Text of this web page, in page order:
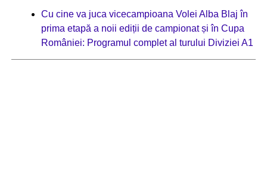
Cu cine va juca vicecampioana Volei Alba Blaj în
prima etapă a noii ediții de campionat și în Cupa
României: Programul complet al turului Diviziei A1